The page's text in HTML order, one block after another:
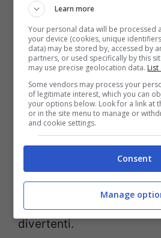
Unavita privata
riflettori; ha un compagno
anno dopo ha partorito la
E’ molto attiva su
documenta i suoi lavori
spaccato della vita
ritrae in compagnia della
oppure da sola, in pose
divertenti.
Learn more
Your personal data will be processed
your device (cookies, unique
data) may be stored by, accessed by
partners, or used specifically by this
may use precise geolocation data.
Some vendors may process your
of legitimate interest, which you can
your options below. Look for a link at
or in the site menu to manage or
and cookie settings.
Consent
Manage